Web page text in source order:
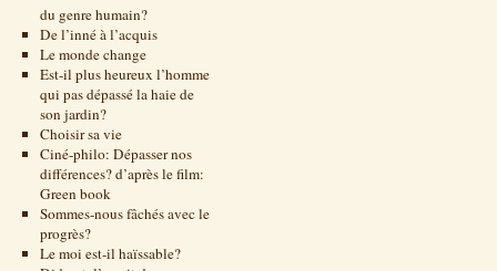
du genre humain?
De l’inné à l’acquis
Le monde change
Est-il plus heureux l’homme
qui pas dépassé la haie de
son jardin?
Choisir sa vie
Ciné-philo: Dépasser nos
différences? d’après le film:
Green book
Sommes-nous fâchés avec le
progrès?
Le moi est-il haïssable?